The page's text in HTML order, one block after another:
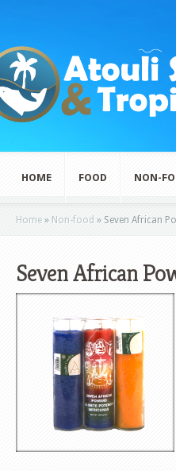
HOME FOOD NON-
Home » Non-food » Seven African
Seven African